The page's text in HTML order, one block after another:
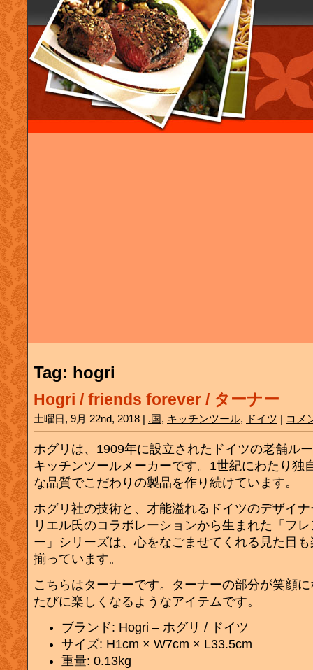
Tag: hogri
Hogri / friends forever / ターナー
土曜日, 9月 22nd, 2018 | .国, キッチンツール, ドイツ | コメ
ホグリは、1909年に設立されたドイツの老舗ル
キッチンツールメーカーです。1世紀にわたり独
な品質でこだわりの製品を作り続けています。
ホグリ社の技術と、才能溢れるドイツのデザイ
リエル氏のコラボレーションから生まれた「フ
ー」シリーズは、心をなごませてくれる見た目
揃っています。
こちらはターナーです。ターナーの部分が笑顔
たびに楽しくなるようなアイテムです。
ブランド: Hogri – ホグリ / ドイツ
サイズ: H1cm × W7cm × L33.5cm
重量: 0.13kg